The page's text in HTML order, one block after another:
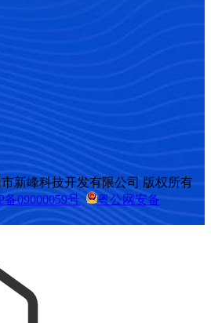
市新峰科技开发有限公司 版权所有
备09000059号
粤公网安备